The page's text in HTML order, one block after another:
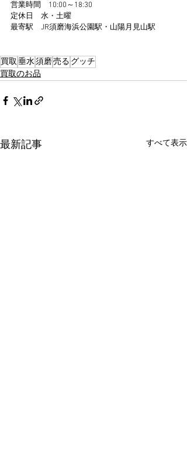
営業時間　10:00～18:30
定休日　水・土曜
最寄駅　JR須磨海浜公園駅・山陽月見山駅
買取垂水須磨売る グッチ
買取のお品
最新記事 すべて表示